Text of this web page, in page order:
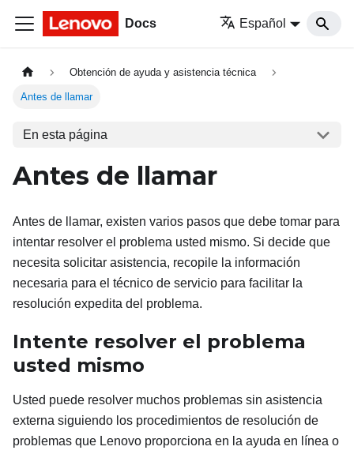
Docs Español
Obtención de ayuda y asistencia técnica
Antes de llamar
En esta página
Antes de llamar
Antes de llamar, existen varios pasos que debe tomar para
intentar resolver el problema usted mismo. Si decide que
necesita solicitar asistencia, recopile la información
necesaria para el técnico de servicio para facilitar la
resolución expedita del problema.
Intente resolver el problema
usted mismo
Usted puede resolver muchos problemas sin asistencia
externa siguiendo los procedimientos de resolución de
problemas que Lenovo proporciona en la ayuda en línea o